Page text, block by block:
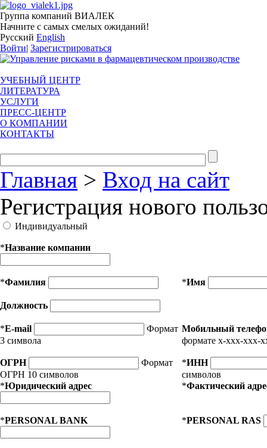
Группа компаний ВИАЛЕК
Начните с самых смелых ожиданий!
Русский English
Войти| Зарегистрироваться
УЧЕБНЫЙ ЦЕНТР
ЛИТЕРАТУРА
УСЛУГИ
ПРЕСС-ЦЕНТР
О КОМПАНИИ
КОНТАКТЫ
Главная > Вход на сайт
Регистрация нового
Индивидуальный
*Название компании
*Фамилия *Имя
Должность
*E-mail
Формат
3 символа
Мобильный
формате x-xxx-xxx-
ОГРН
Формат
ОГРН 10 символов
*ИНН
символов
*Юридический адрес *Фактический
*PERSONAL BANK *PERSONAL RAS